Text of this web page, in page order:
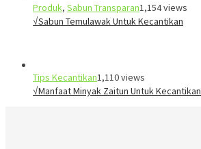
Produk, Sabun Transparan1,154 views
√Sabun Temulawak Untuk Kecantikan
Tips Kecantikan1,110 views
√Manfaat Minyak Zaitun Untuk Kecantikan